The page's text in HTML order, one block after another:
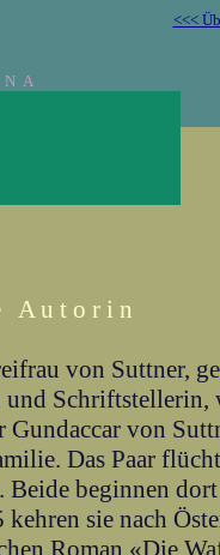
<<<
A
A u t o r i n
von Suttner,
Schriftstellerin,
Gundaccar von
Das Paar
Beide beginnen
kehren sie nach
Roman «Die